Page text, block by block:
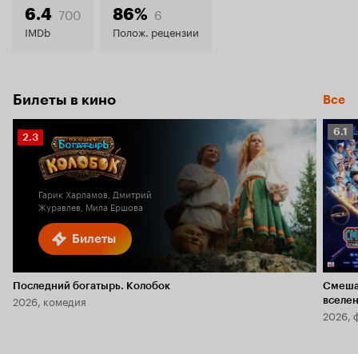
7.5
6.4 700
IMDb
86% 6
Полож. рецензии
Билеты в кино Все
Билеты
Рейтинг
Кинопоиска
2.3
Гарик Харламов, Дмитрий
Журавлев, Мила Ершова
Последний богатырь. Колобок
2026, комедия
6.1
6.1
2026,